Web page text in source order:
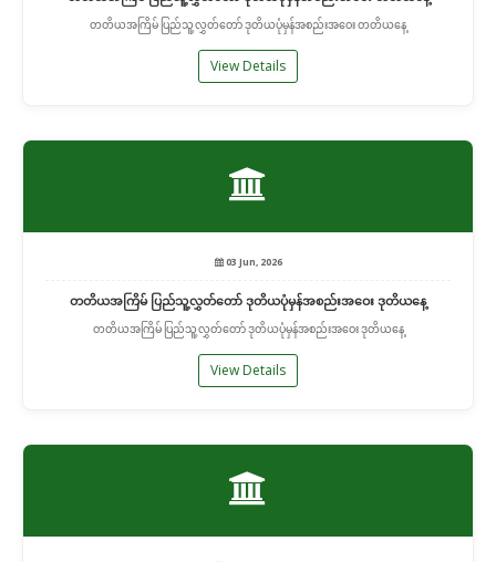
တတိယအကြိမ် ပြည်သူ့လွှတ်တော် ဒုတိယပုံမှန်အစည်းအဝေး တတိယနေ့
View Details
03 Jun, 2026
တတိယအကြိမ် ပြည်သူ့လွှတ်တော် ဒုတိယပုံမှန်အစည်းအဝေး ဒုတိယနေ့
တတိယအကြိမ် ပြည်သူ့လွှတ်တော် ဒုတိယပုံမှန်အစည်းအဝေး ဒုတိယနေ့
View Details